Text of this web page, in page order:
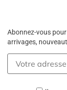
Abonnez-vous
arrivages,